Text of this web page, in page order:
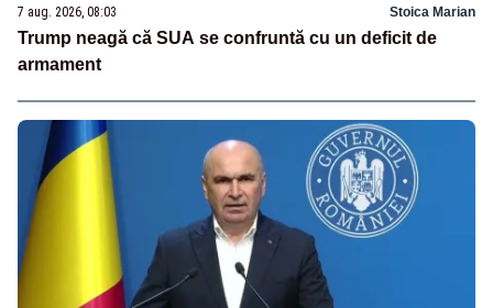
7 aug. 2026, 08:03 Stoica Marian
Trump neagă că SUA se confruntă cu un deficit de
armament